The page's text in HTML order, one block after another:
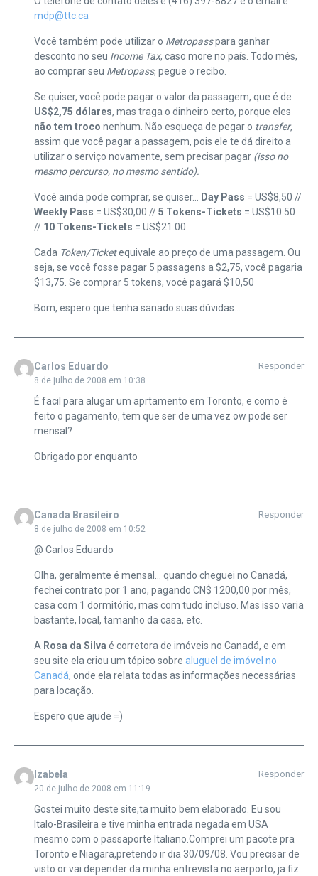
mdp@ttc.ca
Você também pode utilizar o Metropasspara ganhar
desconto no seu Income Tax, caso more no país. Todo mês,
ao comprar seu Metropass, pegue o recibo.
Se quiser, você pode pagar o valor da passagem, que é de
US$2,75 dólares, mas traga o dinheiro certo, porque eles
não tem troco nenhum. Não esqueça de pegar o transfer,
assim que você pagar a passagem, pois ele te dá direito a
utilizar o serviço novamente, sem precisar pagar (isso no
mesmo percurso, no mesmo sentido).
Você ainda pode comprar, se quiser… Day Pass = US$8,50 //
Weekly Pass = US$30,00 //5 Tokens-Tickets = US$10.50
// 10 Tokens-Tickets = US$21.00
Cada Token/Ticketequivale ao preço de uma passagem. Ou
seja, se você fosse pagar 5 passagens a $2,75, você pagaria
$13,75. Se comprar 5 tokens, você pagará $10,50
Bom, espero que tenha sanado suas dúvidas…
Carlos Eduardo
8 de julho de 2008 em 10:38
Responder
É facil para alugar um aprtamento em Toronto, e como é
feito o pagamento, tem que ser de uma vez ow pode ser
mensal?
Obrigado por enquanto
Canada Brasileiro
8 de julho de 2008 em 10:52
Responder
@ Carlos Eduardo
Olha, geralmente é mensal… quando cheguei no Canadá,
fechei contrato por 1 ano, pagando CN$ 1200,00 por mês,
casa com 1 dormitório, mas com tudo incluso. Mas isso varia
bastante, local, tamanho da casa, etc.
A Rosa da Silva é corretora de imóveis no Canadá, e em
seu site ela criou um tópico sobre aluguel de imóvel no
Canadá, onde ela relata todas as informações necessárias
para locação.
Espero que ajude =)
Izabela
20 de julho de 2008 em 11:19
Responder
Gostei muito deste site,ta muito bem elaborado. Eu sou
Italo-Brasileira e tive minha entrada negada em USA
mesmo com o passaporte Italiano.Comprei um pacote pra
Toronto e Niagara,pretendo ir dia 30/09/08. Vou precisar de
visto or vai depender da minha entrevista no aerporto, ja fiz